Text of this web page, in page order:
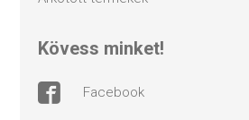
kövess minket!
facebook